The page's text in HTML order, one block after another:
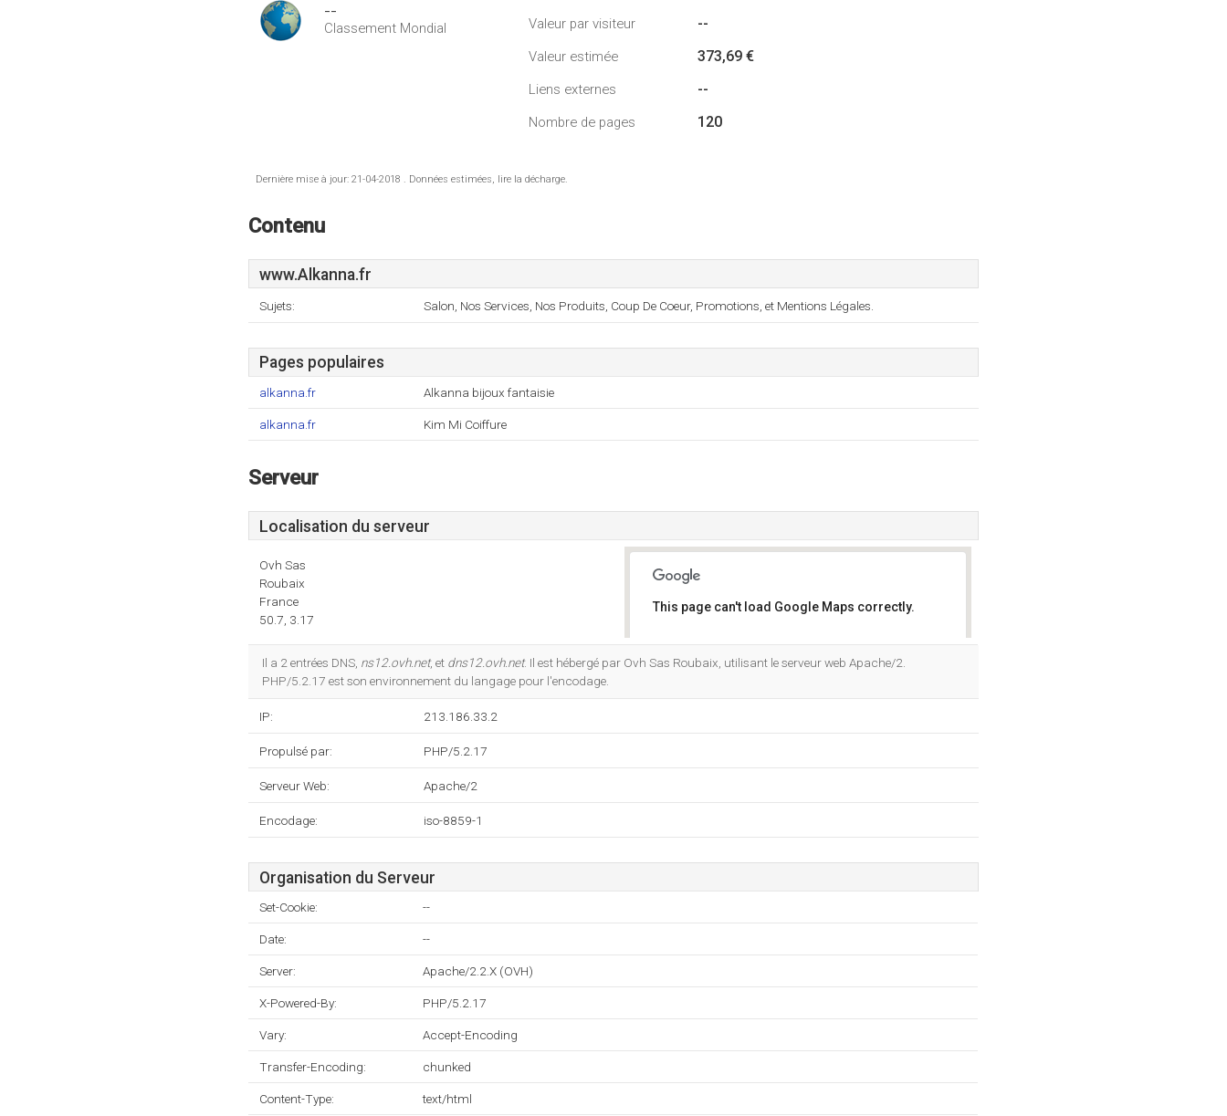
--
Classement Mondial Valeur par visiteur --
Valeur estimée 373,69 €
Liens externes --
Nombre de pages 120
Dernière mise à jour: 21-04-2018 . Données estimées, lire la décharge.
Contenu
www.Alkanna.fr
Sujets: Salon, Nos Services, Nos Produits, Coup De Coeur, Promotions, et Mentions Légales.
Pages populaires
alkanna.fr Alkanna bijoux fantaisie
alkanna.fr Kim Mi Coiffure
Serveur
Localisation du serveur
Ovh Sas
Roubaix
France
50.7, 3.17
This page can't load Google Maps correctly.
Il a 2 entrées DNS, ns12.ovh.net, et dns12.ovh.net. Il est hébergé par Ovh Sas Roubaix, utilisant le serveur web Apache/2.
PHP/5.2.17 est son environnement du langage pour l'encodage.
IP: 213.186.33.2
Propulsé par: PHP/5.2.17
Serveur Web: Apache/2
Encodage: iso-8859-1
Organisation du Serveur
Set-Cookie: --
Date: --
Server: Apache/2.2.X (OVH)
X-Powered-By: PHP/5.2.17
Vary: Accept-Encoding
Transfer-Encoding: chunked
Content-Type: text/html